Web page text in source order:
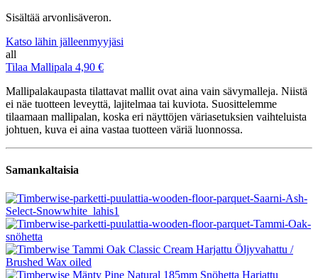
Sisältää arvonlisäveron.
Katso lähin jälleenmyyjäsi
all
Tilaa Mallipala 4,90 €
Mallipalakaupasta tilattavat mallit ovat aina vain sävymalleja. Niistä
ei näe tuotteen leveyttä, lajitelmaa tai kuviota. Suosittelemme
tilaamaan mallipalan, koska eri näyttöjen väriasetuksien vaihteluista
johtuen, kuva ei aina vastaa tuotteen väriä luonnossa.
Samankaltaisia